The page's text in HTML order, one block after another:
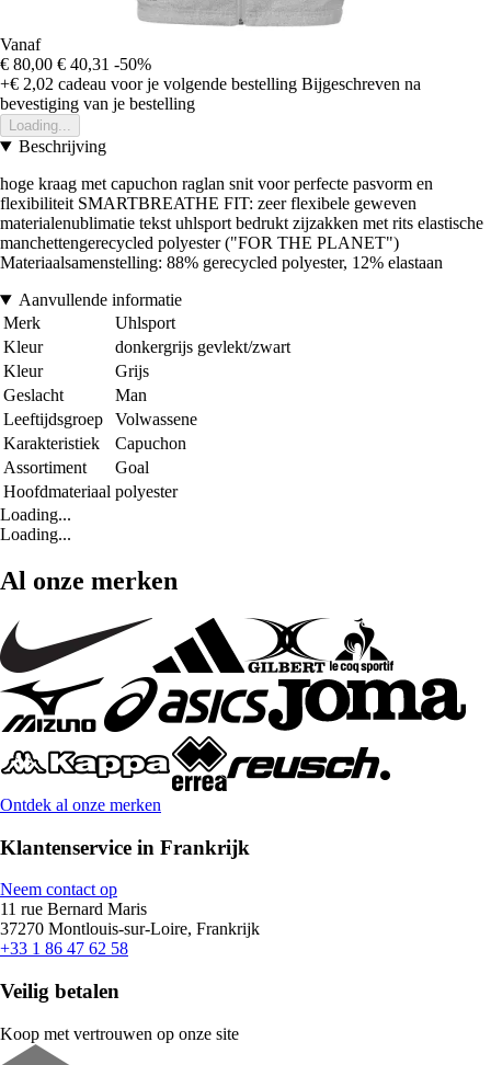
Vanaf
€ 80,00 € 40,31 -50%
+€ 2,02 cadeau voor je volgende bestelling Bijgeschreven na
bevestiging van je bestelling
Loading...
Beschrijving
hoge kraag met capuchon raglan snit voor perfecte pasvorm en
flexibiliteit SMARTBREATHE FIT: zeer flexibele geweven
materialenublimatie tekst uhlsport bedrukt zijzakken met rits elastische
manchettengerecycled polyester ("FOR THE PLANET")
Materiaalsamenstelling: 88% gerecycled polyester, 12% elastaan
Aanvullende informatie
Merk
Uhlsport
Kleur
donkergrijs gevlekt/zwart
Kleur
Grijs
Geslacht
Man
Leeftijdsgroep
Volwassene
Karakteristiek
Capuchon
Assortiment
Goal
Hoofdmateriaal polyester
Loading...
Loading...
Al onze merken
Ontdek al onze merken
Klantenservice in Frankrijk
Neem contact op
11 rue Bernard Maris
37270 Montlouis-sur-Loire, Frankrijk
+33 1 86 47 62 58
Veilig betalen
Koop met vertrouwen op onze site